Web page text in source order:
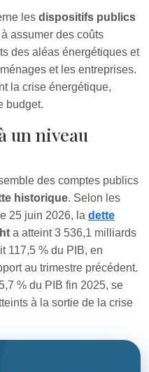
les dispositifs publics
à assumer des coûts
des aléas énergétiques et
et les entreprises.
la crise énergétique,
budget.
un niveau
des comptes publics
historique. Selon les
25 juin 2026, la dette
a atteint 3 536,1 milliards
117,5 % du PIB, en
au trimestre précédent.
% du PIB fin 2025, se
à la sortie de la crise